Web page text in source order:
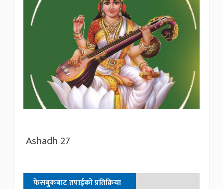
Ashadh 27
फेसबुकबाट तपाईको प्रतिक्रिया